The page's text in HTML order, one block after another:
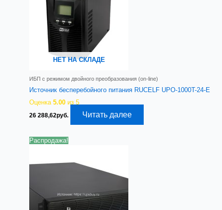
НЕТ НА СКЛАДЕ
ИБП с режимом двойного преобразования (on-line)
Источник бесперебойного питания RUCELF UPO-1000T-24-E
Оценка5.00 из 5
26 288,62руб. Читать далее
Распродажа!